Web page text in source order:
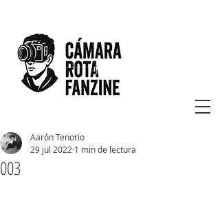
003
Aarón Tenorio
29 jul 2022 1 min de lectura